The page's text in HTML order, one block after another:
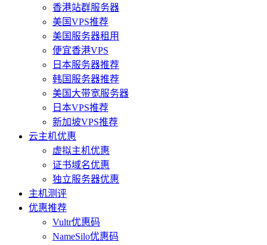
香港站群服务器
美国VPS推荐
美国服务器租用
便宜香港VPS
日本服务器推荐
韩国服务器推荐
美国大带宽服务器
日本VPS推荐
新加坡VPS推荐
云主机优惠
虚拟主机优惠
证书域名优惠
独立服务器优惠
主机测评
优惠推荐
Vultr优惠码
NameSilo优惠码